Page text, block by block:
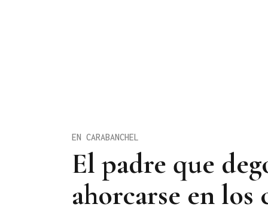
El padre que
ahorcarse en los
EN CARABANCHEL